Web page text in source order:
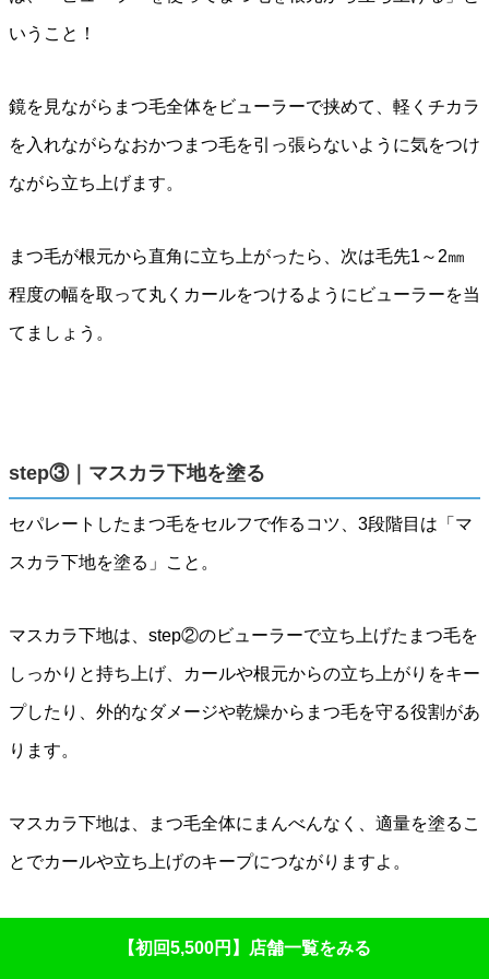
いうこと！
鏡を見ながらまつ毛全体をビューラーで挟めて、軽くチカラ
を入れながらなおかつまつ毛を引っ張らないように気をつけ
ながら立ち上げます。
まつ毛が根元から直角に立ち上がったら、次は毛先1～2㎜
程度の幅を取って丸くカールをつけるようにビューラーを当
てましょう。
step③｜マスカラ下地を塗る
セパレートしたまつ毛をセルフで作るコツ、3段階目は「マ
スカラ下地を塗る」こと。
マスカラ下地は、step②のビューラーで立ち上げたまつ毛を
しっかりと持ち上げ、カールや根元からの立ち上がりをキー
プしたり、外的なダメージや乾燥からまつ毛を守る役割があ
ります。
マスカラ下地は、まつ毛全体にまんべんなく、適量を塗るこ
とでカールや立ち上げのキープにつながりますよ。
【初回5,500円】店舗一覧をみる